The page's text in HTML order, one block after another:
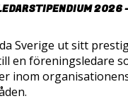
2026
Sverige ut sitt
en föreningsledare
inom